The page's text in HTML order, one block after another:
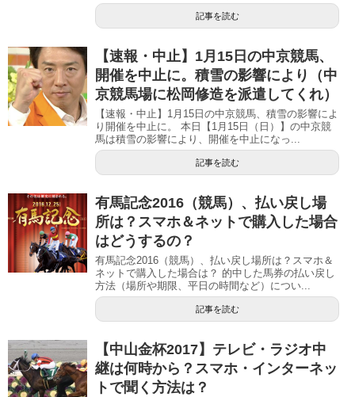
記事を読む
【速報・中止】1月15日の中京競馬、
開催を中止に。積雪の影響により（中
京競馬場に松岡修造を派遣してくれ）
【速報・中止】1月15日の中京競馬、積雪の影響によ
り開催を中止に。 本日【1月15日（日）】の中京競
馬は積雪の影響により、開催を中止になっ...
記事を読む
有馬記念2016（競馬）、払い戻し場
所は？スマホ＆ネットで購入した場合
はどうするの？
有馬記念2016（競馬）、払い戻し場所は？スマホ＆
ネットで購入した場合は？ 的中した馬券の払い戻し
方法（場所や期限、平日の時間など）につい...
記事を読む
【中山金杯2017】テレビ・ラジオ中
継は何時から？スマホ・インターネッ
トで聞く方法は？